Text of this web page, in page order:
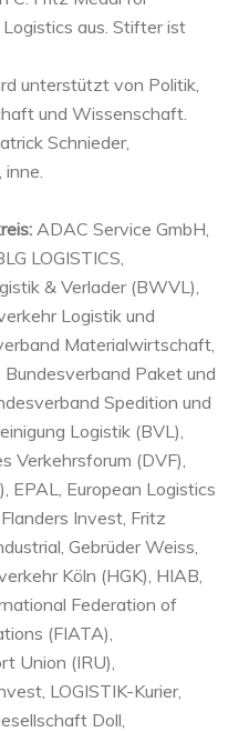
aus. Stifter ist
unterstützt von Politik,
und Wissenschaft.
Schnieder,
ADAC Service GmbH,
LOGISTICS,
& Verlader (BWVL),
Logistik und
Materialwirtschaft,
Paket und
Spedition und
Logistik (BVL),
Verkehrsforum (DVF),
EPAL, European Logistics
Invest, Fritz
Gebrüder Weiss,
Köln (HGK), HIAB,
Federation of
(FIATA),
Union (IRU),
LOGISTIK-Kurier,
Doll,